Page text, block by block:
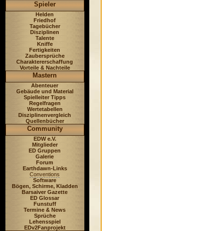
Spieler
Helden
Friedhof
Tagebücher
Disziplinen
Talente
Kniffe
Fertigkeiten
Zaubersprüche
Charaktererschaffung
Vorteile & Nachteile
Mastern
Abenteuer
Gebäude und Material
Spielleiter Tipps
Regelfragen
Wertetabellen
Disziplinenvergleich
Quellenbücher
Community
EDW e.V.
Mitglieder
ED Gruppen
Galerie
Forum
Earthdawn-Links
Conventions
Software
Bögen, Schirme, Kladden
Barsaiver Gazette
ED Glossar
Funstuff
Termine & News
Sprüche
Lehensspiel
EDv2Fanprojekt